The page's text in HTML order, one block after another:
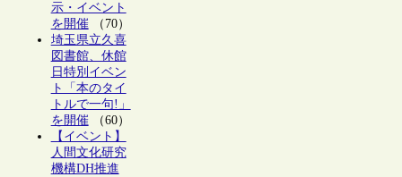
示・イベント
を開催（70）
埼玉県立久喜
図書館、休館
日特別イベン
ト「本のタイ
トルで一句!」
を開催（60）
【イベント】
人間文化研究
機構DH推進